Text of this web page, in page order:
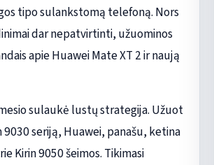
tipo sulankstomą telefoną. Nors
dar nepatvirtinti, užuominos
apie Huawei Mate XT 2 ir naują
sulaukė lustų strategija. Užuot
9030 seriją, Huawei, panašu, ketina
Kirin 9050 šeimos. Tikimasi